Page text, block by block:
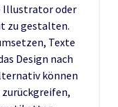
Illustrator oder
zu gestalten.
Texte
Design nach
können